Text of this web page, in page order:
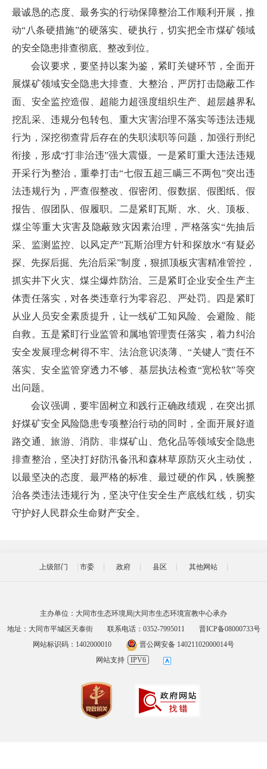
最诚恳的态度、最务实的行动保障整治工作顺利开展，推
动“八条硬措施”的硬落实、硬执行，切实把全市煤矿领域
的安全隐患排查彻底、整改到位。
会议要求，要坚持以案为鉴，紧盯关键环节，全面开
展煤矿领域安全隐患大排查、大整治，严厉打击隐蔽工作
面、安全监控造假、超能力超强度组织生产、超层越界私
挖乱采、违规分包转包、重大灾害治理不落实等违法违规
行为，深挖彻查背后存在的失职渎职等问题，加强行刑纪
衔接，形成“打非治违”强大震慑。一是紧盯重大违法违规
开采行为整治，重拳打击“七假五超三瞒三不两包”突出违
法违规行为，严查假整改、假密闭、假数据、假图纸、假
报告、假团队、假履职。二是紧盯瓦斯、水、火、顶板、
煤尘等重大灾害及隐蔽致灾因素治理，严格落实“先抽后
采、监测监控、以风定产”瓦斯治理方针和探放水“有疑必
探、先探后掘、先治后采”制度，狠抓顶板灾害精准管控，
抓实井下火灾、煤尘爆炸防治。三是紧盯企业安全生产主
体责任落实，对各类违章行为零容忍、严处罚。四是紧盯
从业人员安全素质提升，让一线矿工知风险、会避险、能
自救。五是紧盯行业监管和属地管理责任落实，着力纠治
安全发展理念树得不牢、法治意识淡薄、“关键人”责任不
落实、安全监管穿透力不够、基层执法检查“宽松软”等突
出问题。
会议强调，要牢固树立和践行正确政绩观，在突出抓
好煤矿安全风险隐患专项整治行动的同时，全面开展好道
路交通、旅游、消防、非煤矿山、危化品等领域安全隐患
排查整治，坚决打好防汛备汛和森林草原防灭火主动仗，
以最坚决的态度、最严格的标准、最过硬的作风，铁腕整
治各类违法违规行为，坚决守住安全生产底线红线，切实
守护好人民群众生命财产安全。
上级部门 市委 政府 县区 其他网站
主办单位：大同市生态环境局|大同市生态环境宣教中心承办
地址：大同市平城区天泰街
联系电话：0352-7995011
晋ICP备08000733号
网站标识码：1402000010
晋公网安备 14021102000014号
网站支持
IPV6